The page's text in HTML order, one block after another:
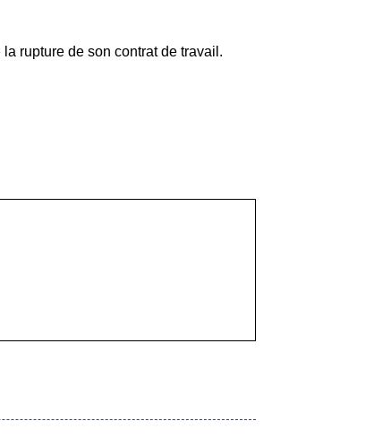
rupture de son contrat de travail.